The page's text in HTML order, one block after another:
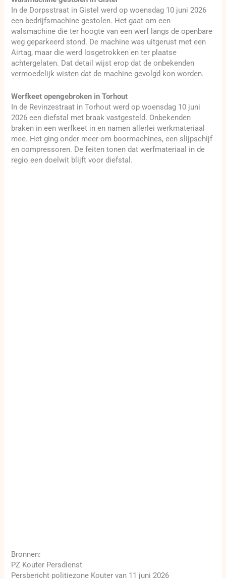
In de Dorpsstraat in Gistel werd op woensdag 10 juni 2026
een bedrijfsmachine gestolen. Het gaat om een
walsmachine die ter hoogte van een werf langs de openbare
weg geparkeerd stond. De machine was uitgerust met een
Airtag, maar die werd losgetrokken en ter plaatse
achtergelaten. Dat detail wijst erop dat de onbekenden
vermoedelijk wisten dat de machine gevolgd kon worden.
Werfkeet opengebroken in Torhout
In de Revinzestraat in Torhout werd op woensdag 10 juni
2026 een diefstal met braak vastgesteld. Onbekenden
braken in een werfkeet in en namen allerlei werkmateriaal
mee. Het ging onder meer om boormachines, een slijpschijf
en compressoren. De feiten tonen dat werfmateriaal in de
regio een doelwit blijft voor diefstal.
Bronnen:
PZ Kouter Persdienst
Persbericht politiezone Kouter van 11 juni 2026